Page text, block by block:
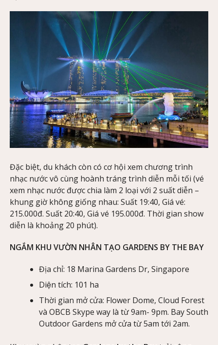
Đặc biệt, du khách còn có cơ hội xem chương trình
nhạc nước vô cùng hoành tráng trình diễn mỗi tối (vé
xem nhạc nước được chia làm 2 loại với 2 suất diễn –
khung giờ không giống nhau: Suất 19:40, Giá vé:
215.000đ. Suất 20:40, Giá vé 195.000đ. Thời gian show
diễn là khoảng 20 phút).
NGẮM KHU VƯỜN NHÂN TẠO GARDENS BY THE BAY
Địa chỉ: 18 Marina Gardens Dr, Singapore
Diện tích: 101 ha
Thời gian mở cửa: Flower Dome, Cloud Forest
và OBCB Skype way là từ 9am- 9pm. Bay South
Outdoor Gardens mở cửa từ 5am tới 2am.